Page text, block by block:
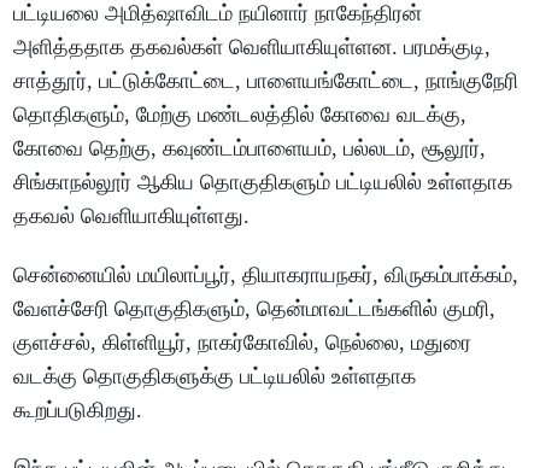
பட்டியலை அமித்ஷாவிடம் நயினார் நாகேந்திரன்
அளித்ததாக தகவல்கள் வெளியாகியுள்ளன. பரமக்குடி,
சாத்தூர், பட்டுக்கோட்டை, பாளையங்கோட்டை, நாங்குநேரி
தொதிகளும், மேற்கு மண்டலத்தில் கோவை வடக்கு,
கோவை தெற்கு, கவுண்டம்பாளையம், பல்லடம், சூலூர்,
சிங்காநல்லூர் ஆகிய தொகுதிகளும் பட்டியலில் உள்ளதாக
தகவல் வெளியாகியுள்ளது.
சென்னையில் மயிலாப்பூர், தியாகராயநகர், விருகம்பாக்கம்,
வேளச்சேரி தொகுதிகளும், தென்மாவட்டங்களில் குமரி,
குளச்சல், கிள்ளியூர், நாகர்கோவில், நெல்லை, மதுரை
வடக்கு தொகுதிகளுக்கு பட்டியலில் உள்ளதாக
கூறப்படுகிறது.